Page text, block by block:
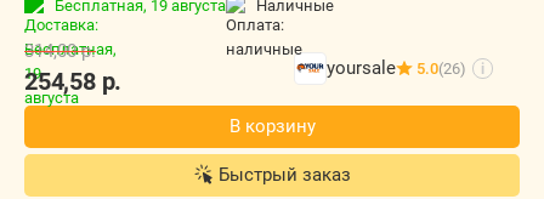
Бесплатная, 19 августа наличные
254,58р.
314,00р.
yoursale 5.0(26) i
В корзину
Быстрый заказ